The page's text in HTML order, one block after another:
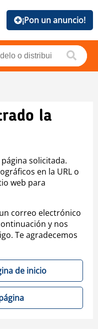
¡Pon un anuncio!
la
solicitada.
en la URL o
web para
correo electrónico
y nos
Te agradecemos
de inicio